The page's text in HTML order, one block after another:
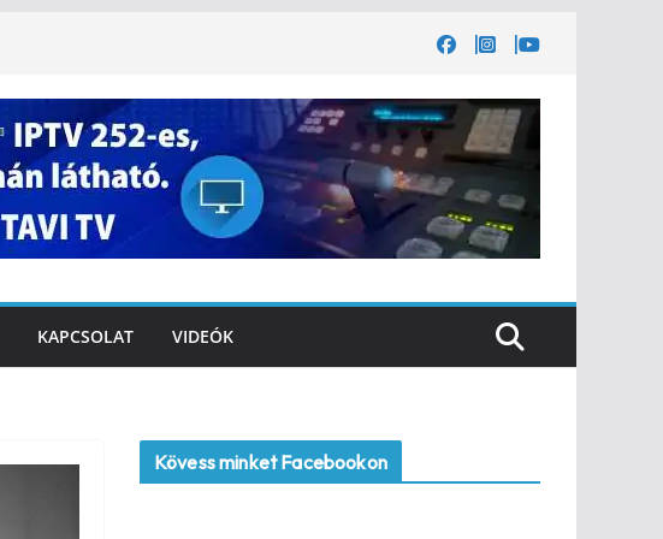
KAPCSOLAT VIDEÓK
Kövess minket Facebookon